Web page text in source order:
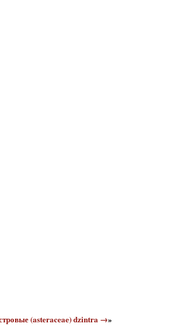
(asteraceae) dzintra →»